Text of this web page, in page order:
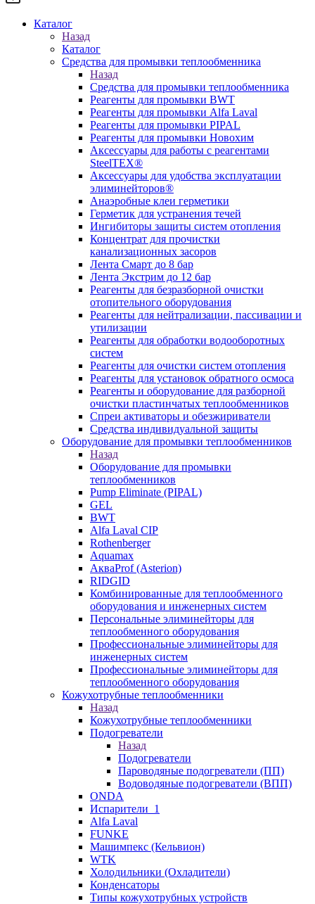
Каталог
Назад
Каталог
Средства для промывки теплообменника
Назад
Средства для промывки теплообменника
Реагенты для промывки BWT
Реагенты для промывки Alfa Laval
Реагенты для промывки PIPAL
Реагенты для промывки Новохим
Аксессуары для работы с реагентами
SteelTEX®
Аксессуары для удобства эксплуатации
элиминейторов®
Анаэробные клеи герметики
Герметик для устранения течей
Ингибиторы защиты систем отопления
Концентрат для прочистки
канализационных засоров
Лента Смарт до 8 бар
Лента Экстрим до 12 бар
Реагенты для безразборной очистки
отопительного оборудования
Реагенты для нейтрализации, пассивации и
утилизации
Реагенты для обработки водооборотных
систем
Реагенты для очистки систем отопления
Реагенты для установок обратного осмоса
Реагенты и оборудование для разборной
очистки пластинчатых теплообменников
Спреи активаторы и обезжириватели
Средства индивидуальной защиты
Оборудование для промывки теплообменников
Назад
Оборудование для промывки
теплообменников
Pump Eliminate (PIPAL)
GEL
BWT
Alfa Laval CIP
Rothenberger
Aquamax
АкваProf (Asterion)
RIDGID
Комбинированные для теплообменного
оборудования и инженерных систем
Персональные элиминейторы для
теплообменного оборудования
Профессиональные элиминейторы для
инженерных систем
Профессиональные элиминейторы для
теплообменного оборудования
Кожухотрубные теплообменники
Назад
Кожухотрубные теплообменники
Подогреватели
Назад
Подогреватели
Пароводяные подогреватели (ПП)
Водоводяные подогреватели (ВПП)
ONDA
Испарители_1
Alfa Laval
FUNKE
Машимпекс (Кельвион)
WTK
Холодильники (Охладители)
Конденсаторы
Типы кожухотрубных устройств